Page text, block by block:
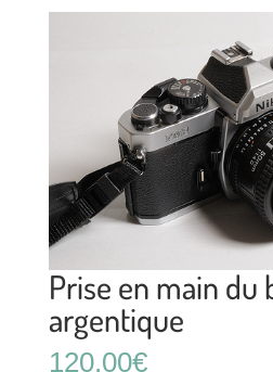
Prise en main du
argentique
120.00€